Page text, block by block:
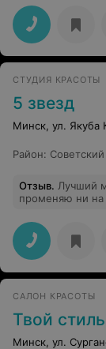
должен следить
итоге ко мне
замечаний и
испорченную
СТУДИЯ КРАСОТЫ
5 звезд
Минск, ул. Якуба
Район: Советский
Отзыв. Лучший
променяю ни на
САЛОН КРАСОТЫ
Твой стиль
Минск, ул.